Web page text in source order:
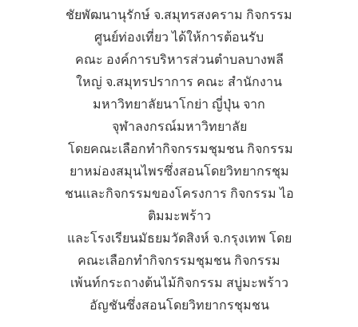
ชัยพัฒนานุรักษ์ จ.สมุทรสงคราม กิจกรรม
ศูนย์ท่องเที่ยว ได้ให้การต้อนรับ
คณะ องค์การบริหารส่วนตำบลบางพลี
ใหญ่ จ.สมุทรปราการ คณะ สำนักงาน
มหาวิทยาลัยนาโกย่า ญี่ปุ่น จาก
จุฬาลงกรณ์มหาวิทยาลัย
โดยคณะเลือกทำกิจกรรมชุมชน กิจกรรม
ยาหม่องสมุนไพรซึ่งสอนโดยวิทยากรชุม
ชนเเละกิจกรรมของโครงการ กิจกรรม ไอ
ติมมะพร้าว
และโรงเรียนมัธยมวัดสิงห์ จ.กรุงเทพ โดย
คณะเลือกทำกิจกรรมชุมชน กิจกรรม
เพ้นท์กระถางต้นไม้กิจกรรม สบู่มะพร้าว
อัญชันซึ่งสอนโดยวิทยากรชุมชน